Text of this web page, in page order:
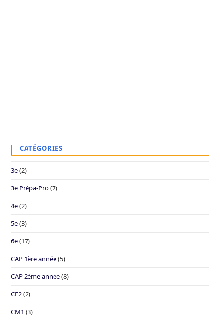
CATÉGORIES
3e(2)
3e Prépa-Pro(7)
4e(2)
5e(3)
6e(17)
CAP 1ère année(5)
CAP 2ème année(8)
CE2(2)
CM1 (3)